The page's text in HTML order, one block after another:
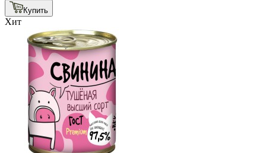
Купить
Хит